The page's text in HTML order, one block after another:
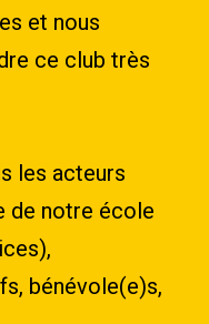
et nous
ce club très
les acteurs
de notre école
bénévole(e)s,